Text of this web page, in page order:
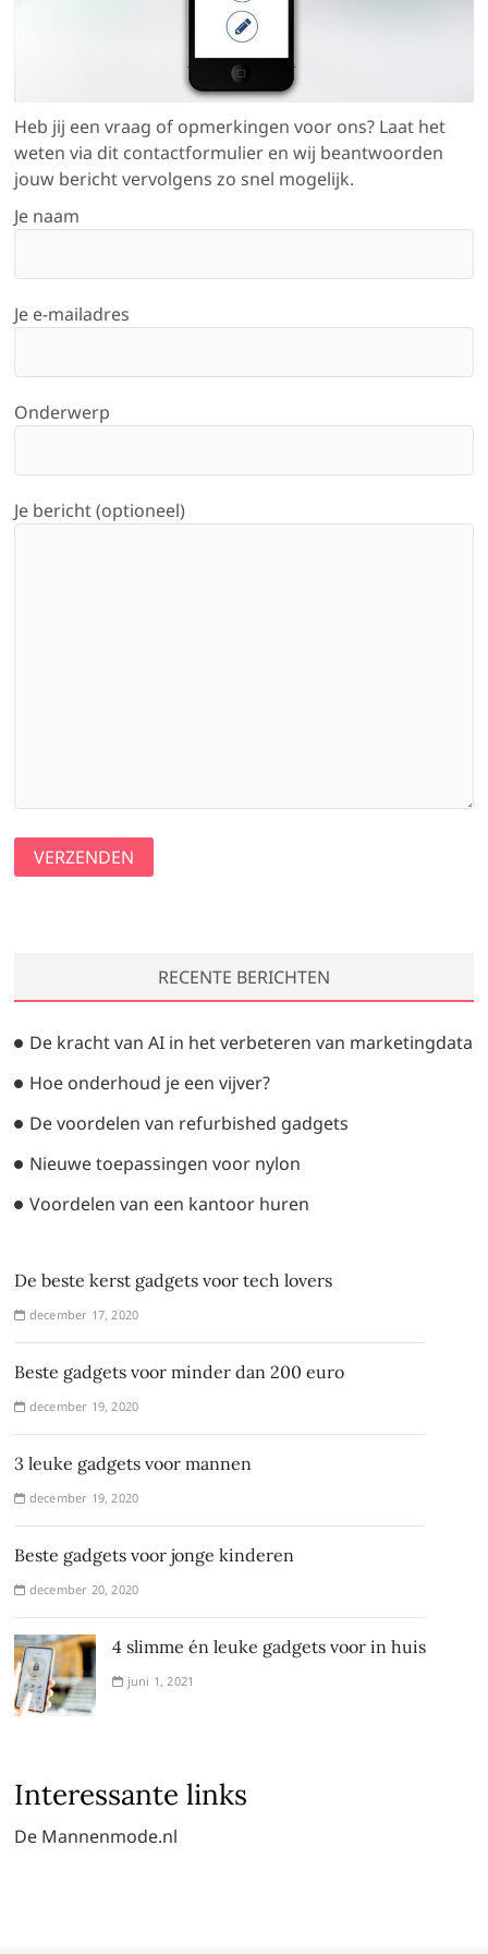
Heb jij een vraag of opmerkingen voor ons? Laat het
weten via dit contactformulier en wij beantwoorden
jouw bericht vervolgens zo snel mogelijk.
Je naam
Je e-mailadres
Onderwerp
Je bericht (optioneel)
RECENTE BERICHTEN
De kracht van AI in het verbeteren van marketingdata
Hoe onderhoud je een vijver?
De voordelen van refurbished gadgets
Nieuwe toepassingen voor nylon
Voordelen van een kantoor huren
De beste kerst gadgets voor tech lovers
december 17, 2020
Beste gadgets voor minder dan 200 euro
december 19, 2020
3 leuke gadgets voor mannen
december 19, 2020
Beste gadgets voor jonge kinderen
december 20, 2020
4 slimme én leuke gadgets voor in huis
juni 1, 2021
Interessante links
De Mannenmode.nl